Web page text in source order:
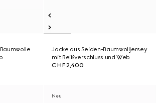
Jacke aus Seiden-Baumwolljersey
mit Reißverschluss und Web
CHF 2,400
Neu